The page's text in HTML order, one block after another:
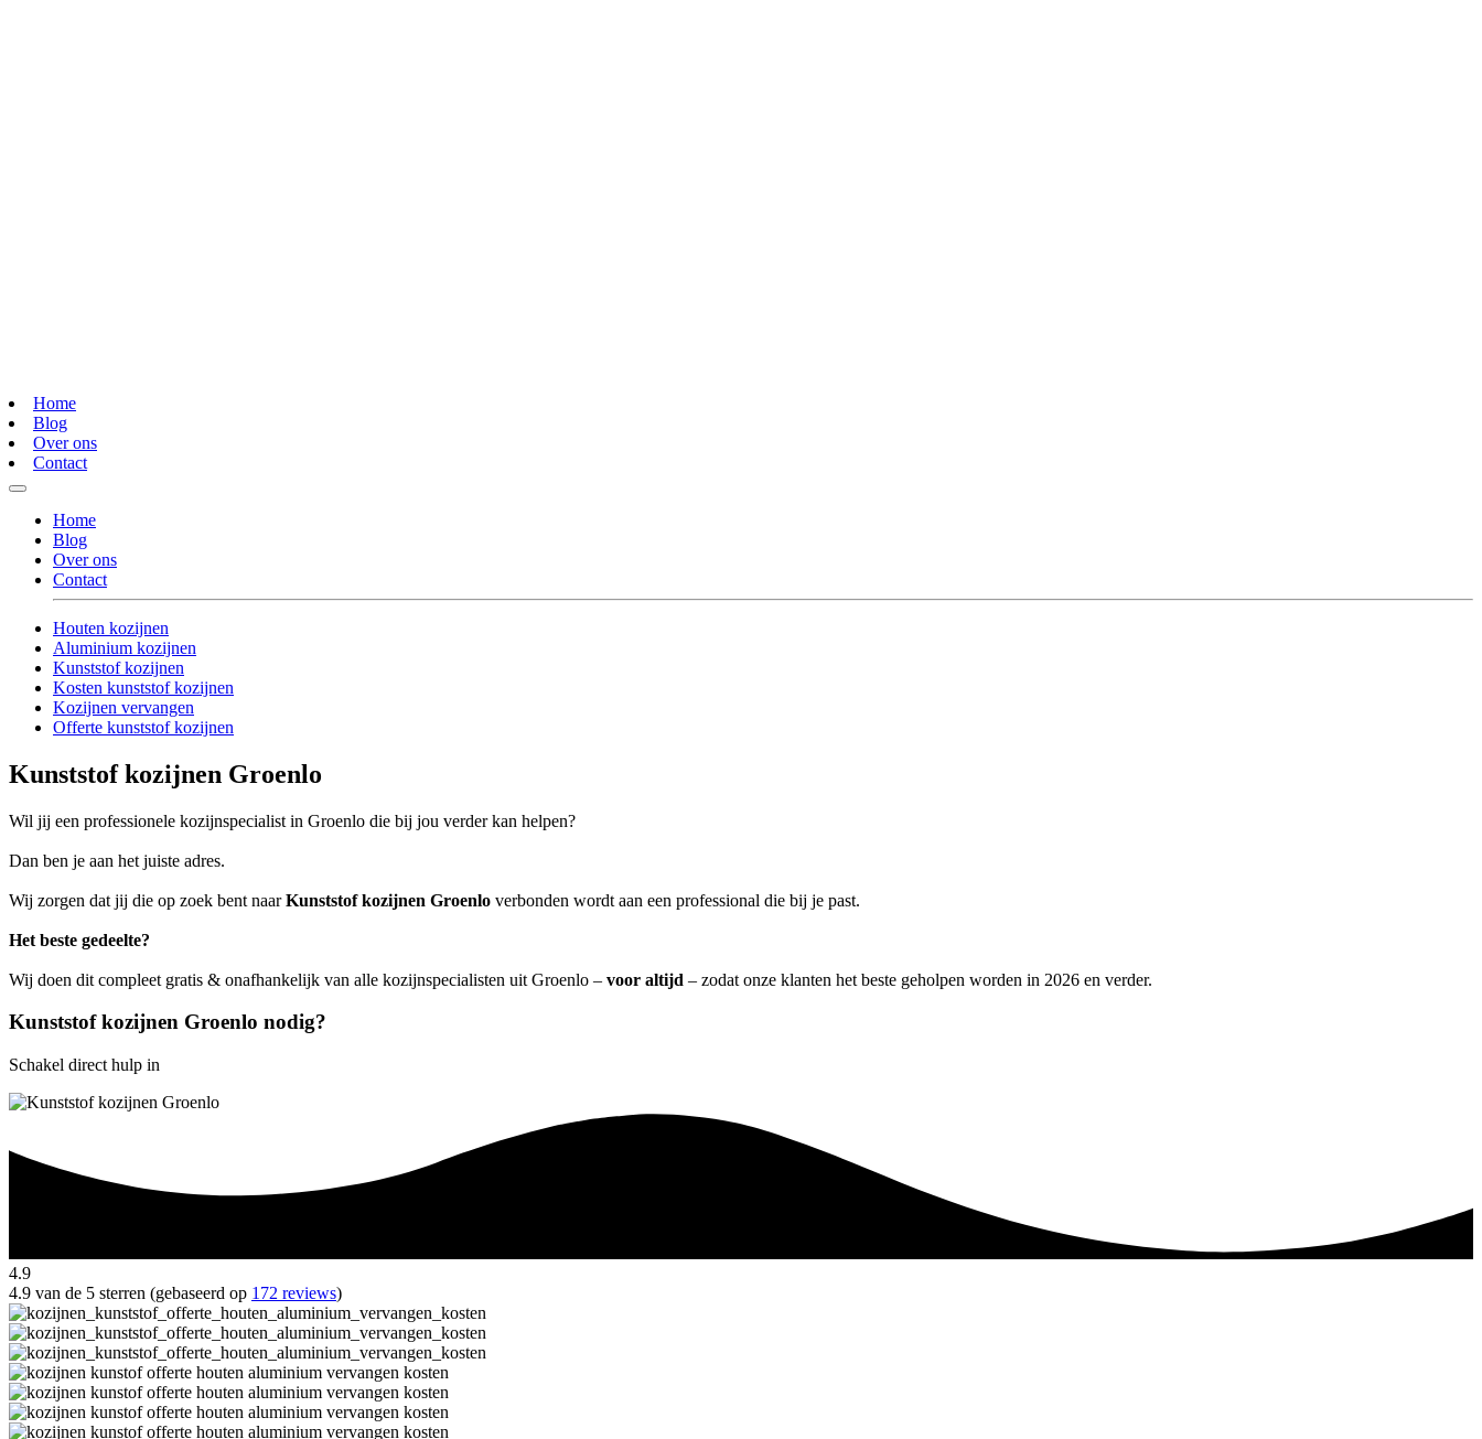
Home
Blog
Over ons
Contact
Home
Blog
Over ons
Contact
Houten kozijnen
Aluminium kozijnen
Kunststof kozijnen
Kosten kunststof kozijnen
Kozijnen vervangen
Offerte kunststof kozijnen
Kunststof kozijnen Groenlo
Wil jij een professionele kozijnspecialist in Groenlo die bij jou verder kan helpen?
Dan ben je aan het juiste adres.
Wij zorgen dat jij die op zoek bent naarKunststof kozijnen Groenlo verbonden wordt aan een professional die bij je past.
Het beste gedeelte?
Wij doen dit compleet gratis & onafhankelijk van alle kozijnspecialisten uit Groenlo – voor altijd – zodat onze klanten het beste geholpen worden in 2026 en verder.
Kunststof kozijnen Groenlo nodig?
Schakel direct hulp in
4.9
4.9 van de 5 sterren (gebaseerd op 172 reviews)